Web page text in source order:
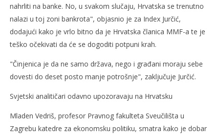
nahrliti na banke. No, u svakom slučaju, Hrvatska se trenutno
nalazi u toj zoni bankrota", objasnio je za Index Jurčić,
dodajući kako je vrlo bitno da je Hrvatska članica MMF-a te je
teško očekivati da će se dogoditi potpuni krah.
"Činjenica je da ne samo država, nego i građani moraju sebe
dovesti do deset posto manje potrošnje", zaključuje Jurčić.
Svjetski analitičari odavno upozoravaju na Hrvatsku
Mladen Vedriš, profesor Pravnog fakulteta Sveučilišta u
Zagrebu katedre za ekonomsku politiku, smatra kako je dobar